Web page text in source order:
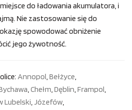
do ładowania akumulatora, i
Nie zastosowanie się do
spowodować obniżenie
jego żywotność.
Annopol,Bełżyce,
,Chełm,Dęblin,Frampol,
Lubelski,Józefów,